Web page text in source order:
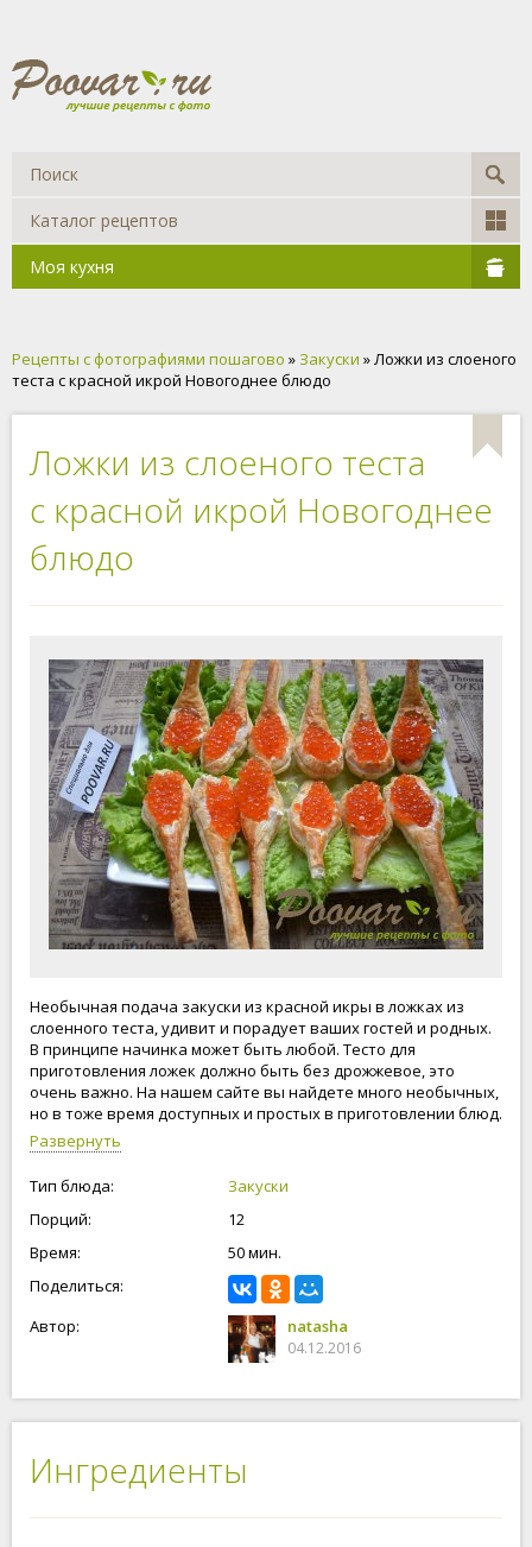
Каталог рецептов
Моя кухня
Рецепты с фотографиями пошагово » Закуски » Ложки из слоеного
теста с красной икрой Новогоднее блюдо
Ложки из слоеного теста
с красной икрой Новогоднее
блюдо
Необычная подача закуски из красной икры в ложках из
слоенного теста, удивит и порадует ваших гостей и родных.
В принципе начинка может быть любой. Тесто для
приготовления ложек должно быть без дрожжевое, это
очень важно. На нашем сайте вы найдете много необычных,
но в тоже время доступных и простых в приготовлении блюд.
Будьте счастливы и любимы!
Развернуть
Тип блюда:
Закуски
Порций:
12
Время:
50 мин.
Поделиться:
Автор:
natasha
04.12.2016
Ингредиенты